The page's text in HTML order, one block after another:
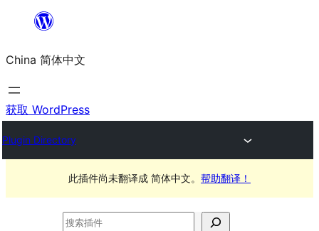
内
容
China 简体中文
获取 WordPress
Plugin Directory
此插件尚未翻译成 简体中文。 帮助翻译！
搜